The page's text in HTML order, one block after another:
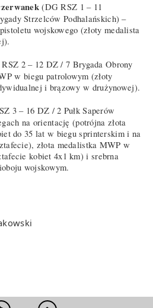
(DG RSZ 1 – 11
Strzelców Podhalańskich) –
wojskowego (złoty medalista
2 – 12 DZ / 7 Brygada Obrony
w biegu patrolowym (złoty
i brązowy w drużynowej).
3 – 16 DZ / 2 Pułk Saperów
na orientację (potrójna złota
do 35 lat w biegu sprinterskim i na
złota medalistka MWP w
kobiet 4x1 km) i srebrna
wojskowym.